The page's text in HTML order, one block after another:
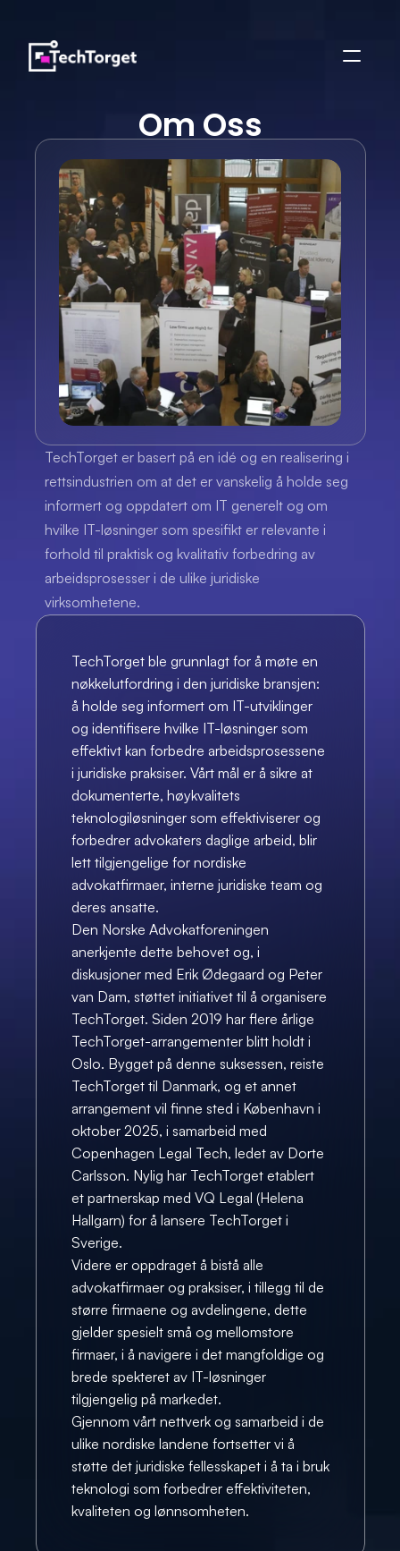
Om Oss
TechTorget er basert på en idé og en realisering i
rettsindustrien om at det er vanskelig å holde seg
informert og oppdatert om IT generelt og om
hvilke IT-løsninger som spesifikt er relevante i
forhold til praktisk og kvalitativ forbedring av
arbeidsprosesser i de ulike juridiske
virksomhetene.
TechTorget ble grunnlagt for å møte en
nøkkelutfordring i den juridiske bransjen:
å holde seg informert om IT-utviklinger
og identifisere hvilke IT-løsninger som
effektivt kan forbedre arbeidsprosessene
i juridiske praksiser. Vårt mål er å sikre at
dokumenterte, høykvalitets
teknologiløsninger som effektiviserer og
forbedrer advokaters daglige arbeid, blir
lett tilgjengelige for nordiske
advokatfirmaer, interne juridiske team og
deres ansatte.
Den Norske Advokatforeningen
anerkjente dette behovet og, i
diskusjoner med Erik Ødegaard og Peter
van Dam, støttet initiativet til å organisere
TechTorget. Siden 2019 har flere årlige
TechTorget-arrangementer blitt holdt i
Oslo. Bygget på denne suksessen, reiste
TechTorget til Danmark, og et annet
arrangement vil finne sted i København i
oktober 2025, i samarbeid med
Copenhagen Legal Tech, ledet av Dorte
Carlsson. Nylig har TechTorget etablert
et partnerskap med VQ Legal (Helena
Hallgarn) for å lansere TechTorget i
Sverige.
Videre er oppdraget å bistå alle
advokatfirmaer og praksiser, i tillegg til de
større firmaene og avdelingene, dette
gjelder spesielt små og mellomstore
firmaer, i å navigere i det mangfoldige og
brede spekteret av IT-løsninger
tilgjengelig på markedet.
Gjennom vårt nettverk og samarbeid i de
ulike nordiske landene fortsetter vi å
støtte det juridiske fellesskapet i å ta i bruk
teknologi som forbedrer effektiviteten,
kvaliteten og lønnsomheten.